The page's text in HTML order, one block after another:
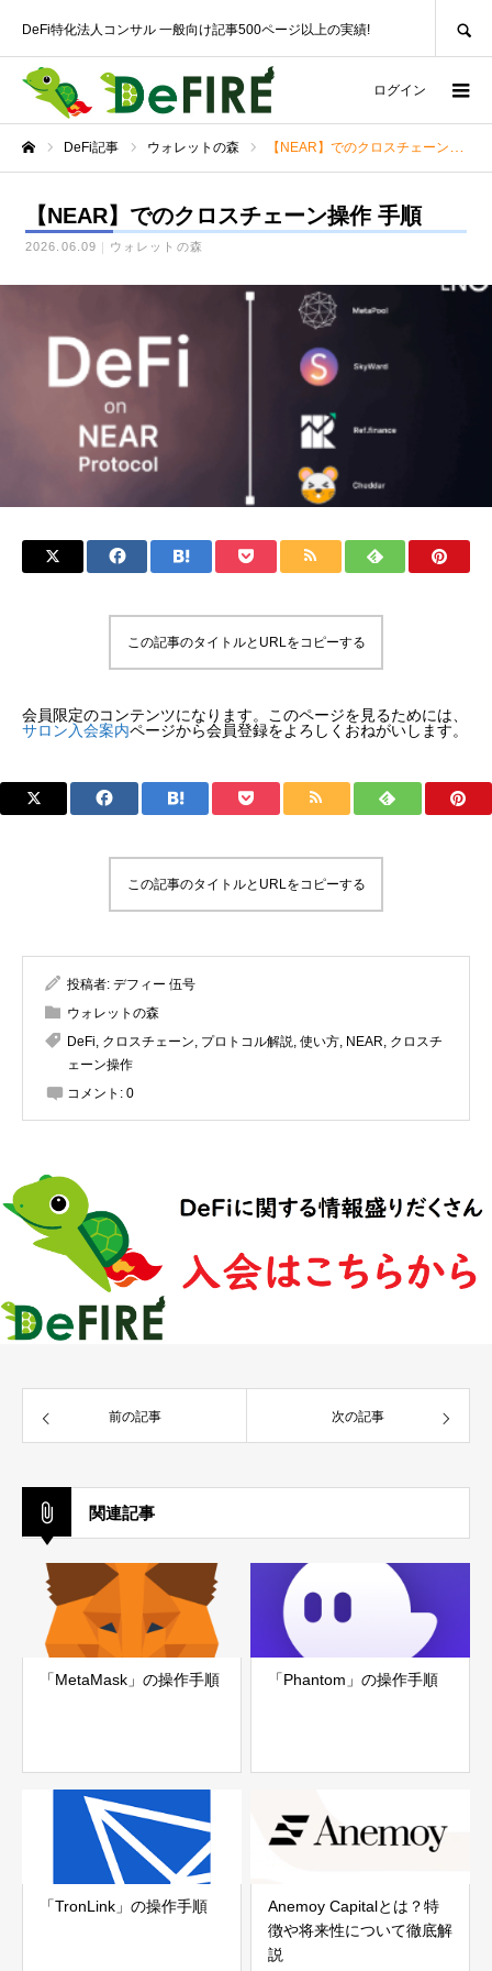
DeFi特化法人コンサル 一般向け記事500ページ以上の実績!
ログイン
DeFi記事 ウォレットの森 【NEAR】でのクロスチェーン操作 手順
【NEAR】でのクロスチェーン操作 手順
2026.06.09 ウォレットの森
この記事のタイトルとURLをコピーする
会員限定のコンテンツになります。このページを見るためには、
サロン入会案内ページから会員登録をよろしくおねがいします。
この記事のタイトルとURLをコピーする
投稿者: デフィー 伍号
ウォレットの森
DeFi, クロスチェーン, プロトコル解説, 使い方, NEAR, クロスチ
ェーン操作
コメント: 0
前の記事 次の記事
関連記事
「MetaMask」の操作手順 「Phantom」の操作手順
「TronLink」の操作手順
Anemoy Capitalとは？特
徴や将来性について徹底解
説